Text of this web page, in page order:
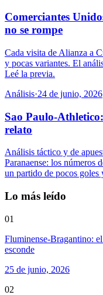
Comerciantes
no se rompe
Cada visita de Alianza a
y pocas variantes. El
Leé la previa.
Análisis·24 de junio, 2026
Sao Paulo-
relato
Análisis táctico y de
Paranaense: los números
un partido de pocos goles
Lo más leído
01
Fluminense-Bragantino:
esconde
25 de junio, 2026
02